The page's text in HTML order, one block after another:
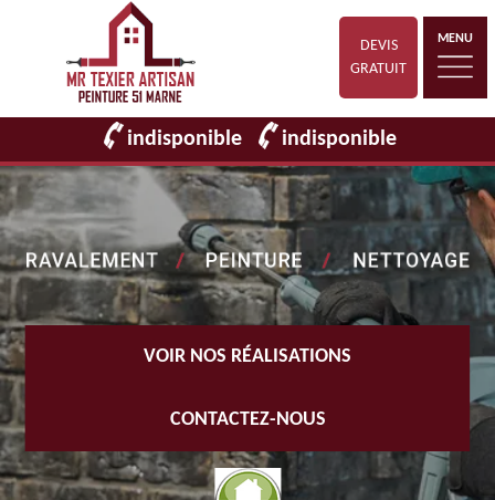
DEVIS
GRATUIT
MENU
indisponible indisponible
VOIR NOS RÉALISATIONS
CONTACTEZ-NOUS